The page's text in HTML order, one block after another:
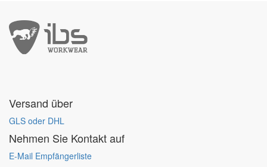
Versand über
GLS oder DHL
Nehmen Sie Kontakt auf
E-Mail Empfängerliste